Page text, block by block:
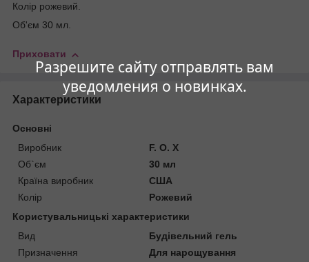
Разрешите сайту отправлять вам
уведомления о новинках.
Колір рожевий.
Об'єм 30 мл.
Приховати
Характеристики
Основні
Виробник
F. O. X
Об`єм
30 мл
Країна виробник
США
Колір
Рожевий
Користувальницькі характеристики
Вид
Будівельний гель
Призначення
Для нарощування